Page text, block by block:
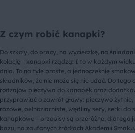
Z czym robić kanapki?
Do szkoły, do pracy, na wycieczkę, na
kolację – kanapki rządzą! I to w każdym
dnia. To na tyle proste, a jednocześnie
składników, że nie może się nie udać. Do tego
rodzajów pieczywa do kanapek oraz
przyprawiać o zawrót głowy: pieczywo żytnie,
razowe, pełnoziarniste, wędliny sery, serki do
kanapkowe – przepisy są przeróżne, dlatego
bazuj na zaufanych źródłach Akademii Smaku.